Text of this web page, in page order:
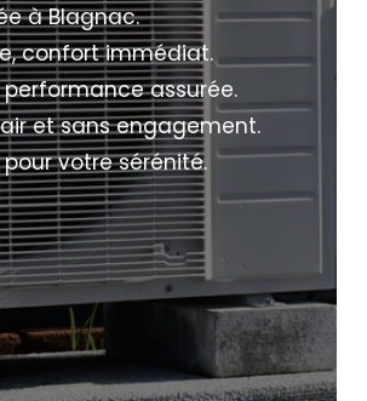
à Blagnac.
confort immédiat.
performance assurée.
et sans engagement.
votre sérénité.